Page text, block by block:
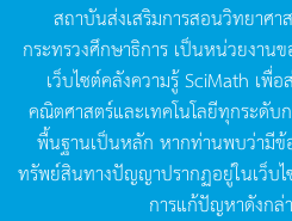
สถาบันส่งเสริมการสอนวิทยาศา
กระทรวงศึกษาธิการ เป็นหน่วยงานข
เว็บไซต์คลังความรู้SciMath เพื่อ
คณิตศาสตร์และเทคโนโลยีทุกระดับ
พื้นฐานเป็นหลัก หากท่านพบว่ามีข้
ทรัพย์สินทางปัญญาปรากฏอยู่ในเว็บ
การแก้ปัญหาดังกล่